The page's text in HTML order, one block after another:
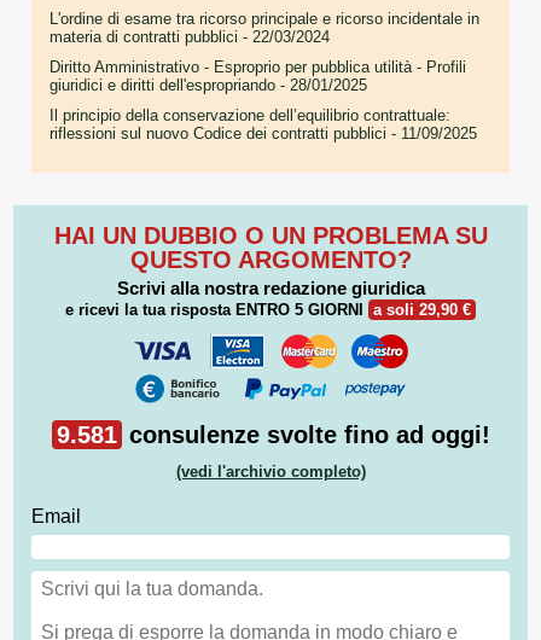
L'ordine di esame tra ricorso principale e ricorso incidentale in
materia di contratti pubblici - 22/03/2024
Diritto Amministrativo - Esproprio per pubblica utilità - Profili
giuridici e diritti dell'espropriando - 28/01/2025
Il principio della conservazione dell’equilibrio contrattuale:
riflessioni sul nuovo Codice dei contratti pubblici - 11/09/2025
HAI UN DUBBIO O UN PROBLEMA SU
QUESTO ARGOMENTO?
Scrivi alla nostra redazione giuridica
e ricevi la tua risposta ENTRO 5 GIORNI a soli 29,90 €
9.581 consulenze svolte fino ad oggi!
(vedi l'archivio completo)
Email